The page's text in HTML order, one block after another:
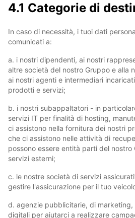
4.1 Categorie di
In caso di necessità, i tuoi dati
comunicati a:
a. i nostri dipendenti, ai nostri
altre società del nostro Gruppo e alla
ai nostri agenti e intermediari
prodotti e servizi;
b. i nostri subappaltatori - in
servizi IT per finalità di hosting,
ci assistono nella fornitura dei nostri
che ci assistono nelle attività di
possono essere entità parti del
servizi esterni;
c. le nostre società di servizi
gestire l'assicurazione per il tuo
d. agenzie pubblicitarie, di
digitali per aiutarci a realizzare